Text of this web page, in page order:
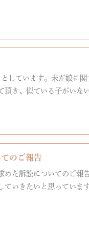
しています。未だ娘に
き、似ている子がいな
のご報告
た訴訟についてのご報
いきたいと思っていま